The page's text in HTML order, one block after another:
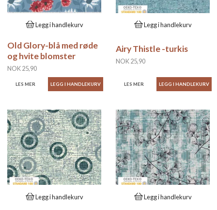
Legg i handlekurv
Old Glory-blå med røde
og hvite blomster
NOK 25,90
LES MER
Legg i handlekurv
Airy Thistle -turkis
NOK 25,90
LES MER
Legg i handlekurv Legg i handlekurv